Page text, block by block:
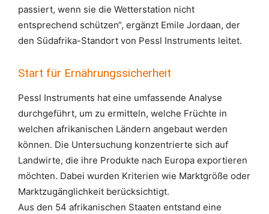
passiert, wenn sie die Wetterstation nicht
entsprechend schützen“, ergänzt Emile Jordaan, der
den Südafrika-Standort von Pessl Instruments leitet.
Start für Ernährungssicherheit
Pessl Instruments hat eine umfassende Analyse
durchgeführt, um zu ermitteln, welche Früchte in
welchen afrikanischen Ländern angebaut werden
können. Die Untersuchung konzentrierte sich auf
Landwirte, die ihre Produkte nach Europa exportieren
möchten. Dabei wurden Kriterien wie Marktgröße oder
Marktzugänglichkeit berücksichtigt.
Aus den 54 afrikanischen Staaten entstand eine